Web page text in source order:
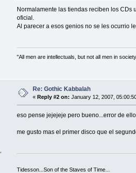
Normalamente las tiendas reciben los
oficial.
Al parecer a esos genios no se les ocurrio
"All men are intellectuals, but not all men in
Re: Gothic Kabbalah
« Reply #2 on: January 12, 2007,
eso pense jejejeje pero bueno...error de
me gusto mas el primer disco que el
Tidesson...Son of the Staves of Time...